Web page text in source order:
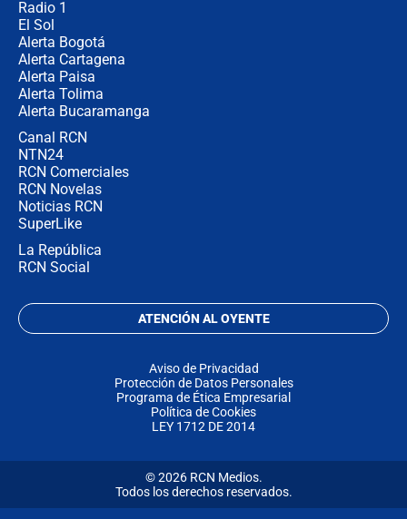
Radio 1
El Sol
Alerta Bogotá
Alerta Cartagena
Alerta Paisa
Alerta Tolima
Alerta Bucaramanga
Canal RCN
NTN24
RCN Comerciales
RCN Novelas
Noticias RCN
SuperLike
La República
RCN Social
ATENCIÓN AL OYENTE
Aviso de Privacidad
Protección de Datos Personales
Programa de Ética Empresarial
Política de Cookies
LEY 1712 DE 2014
© 2026 RCN Medios.
Todos los derechos reservados.